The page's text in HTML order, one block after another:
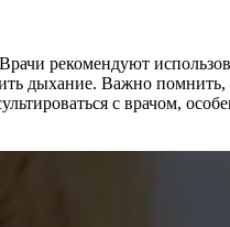
рекомендуют
дыхание. Важно
с врачом,